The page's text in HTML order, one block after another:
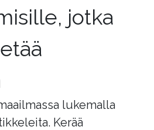
jotka
lukemalla
Kerää